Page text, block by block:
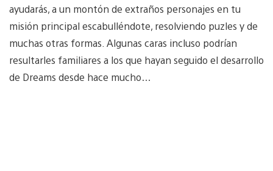
ayudarás, a un montón de extraños personajes en tu
misión principal escabulléndote, resolviendo puzles y de
muchas otras formas. Algunas caras incluso podrían
resultarles familiares a los que hayan seguido el desarrollo
de Dreams desde hace mucho…